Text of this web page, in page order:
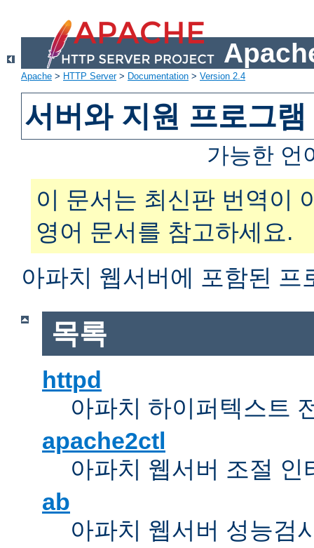
Apache > HTTP Server> Documentation > Version 2.4
서버와 지원 프로그램
가능한 언
이 문서는 최신판 번역이
영어 문서를 참고하세요.
아파치 웹서버에 포함된 프
목록
httpd
아파치 하이퍼텍스트
apache2ctl
아파치 웹서버 조절 인
ab
아파치 웹서버 성능검